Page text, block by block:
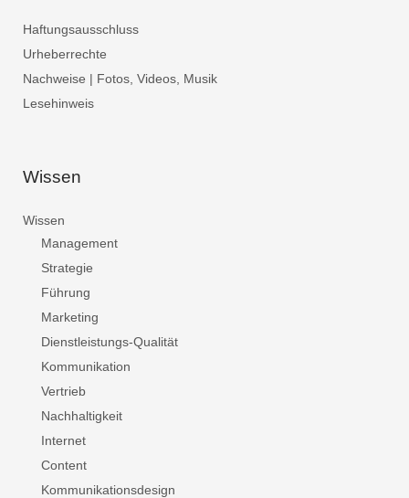
Haftungsausschluss
Urheberrechte
Nachweise | Fotos, Videos, Musik
Lesehinweis
Wissen
Wissen
Management
Strategie
Führung
Marketing
Dienstleistungs-Qualität
Kommunikation
Vertrieb
Nachhaltigkeit
Internet
Content
Kommunikationsdesign